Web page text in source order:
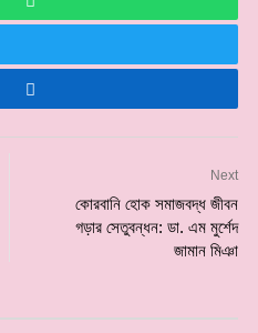
Next
কোরবানি হোক সমাজবদ্ধ জীবন
গড়ার সেতুবন্ধন: ডা. এম মুর্শেদ
জামান মিঞা